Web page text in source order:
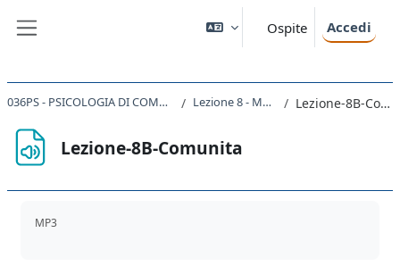
Ospite Accedi
036PS - PSICOLOGIA DI COMUNITA' 2019 Lezione 8 - Marchetti Lezione-8B-Comunita
Lezione-8B-Comunita
MP3